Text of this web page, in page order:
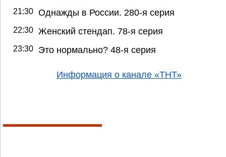
21:30 Однажды в России. 280-я серия
22:30 Женский стендап. 78-я серия
23:30 Это нормально? 48-я серия
Информация о канале «ТНТ»